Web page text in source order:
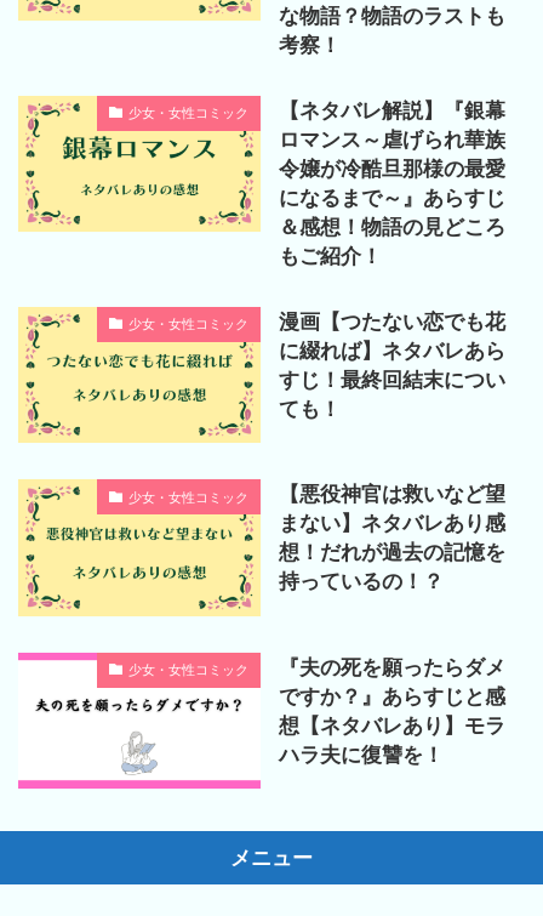
な物語？物語のラストも
考察！
少女・女性コミック
【ネタバレ解説】『銀幕
ロマンス～虐げられ華族
令嬢が冷酷旦那様の最愛
になるまで～』あらすじ
＆感想！物語の見どころ
もご紹介！
少女・女性コミック
漫画【つたない恋でも花
に綴れば】ネタバレあら
すじ！最終回結末につい
ても！
少女・女性コミック
【悪役神官は救いなど望
まない】ネタバレあり感
想！だれが過去の記憶を
持っているの！？
少女・女性コミック
『夫の死を願ったらダメ
ですか？』あらすじと感
想【ネタバレあり】モラ
ハラ夫に復讐を！
メニュー